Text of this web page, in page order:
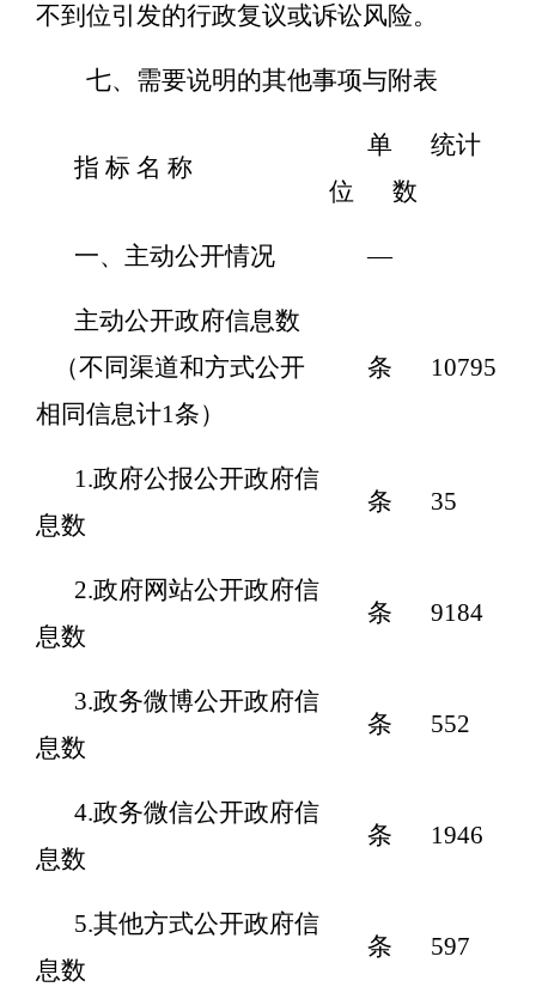
不到位引发的行政复议或诉讼风险。
七、需要说明的其他事项与附表
指 标 名 称
单
位
统计
数
一、主动公开情况 —
主动公开政府信息数
（不同渠道和方式公开
相同信息计1条）
条 10795
1.政府公报公开政府信
息数
条 35
2.政府网站公开政府信
息数
条 9184
3.政务微博公开政府信
息数
条 552
4.政务微信公开政府信
息数
条 1946
5.其他方式公开政府信
息数
条 597